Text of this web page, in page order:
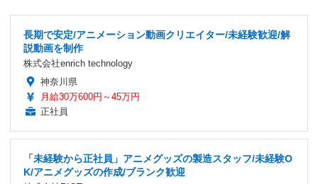
長期で安定/アニメーション動画クリエイター/未経験歓迎/解
説動画を制作
株式会社enrich technology
神奈川県
月給30万600円～45万円
正社員
「未経験から正社員」アニメグッズの製造スタッフ/未経験O
K/アニメグッズの作成/ブランク歓迎